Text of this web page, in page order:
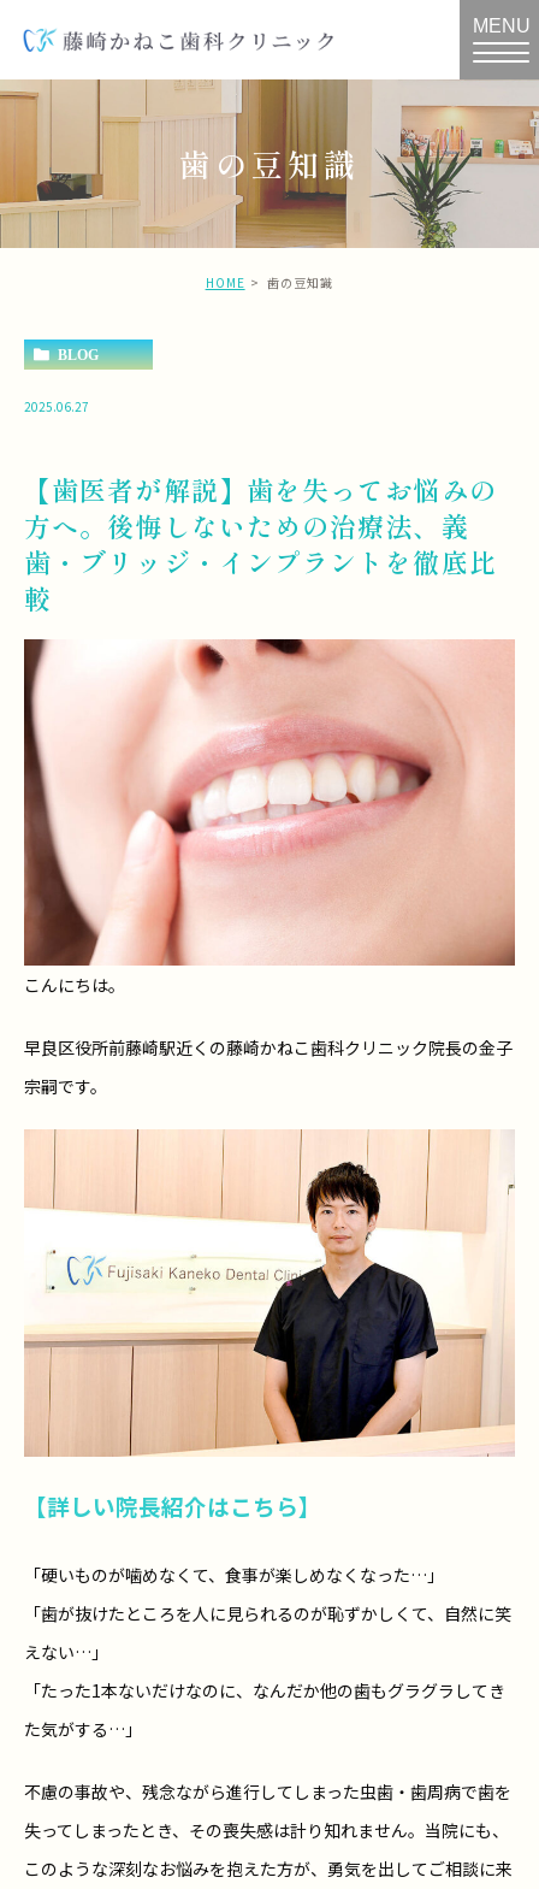
MENU
歯の豆知識
HOME 歯の豆知識
BLOG
2025.06.27
【歯医者が解説】歯を失ってお悩みの
方へ。後悔しないための治療法、義
歯・ブリッジ・インプラントを徹底比
較
こんにちは。
早良区役所前藤崎駅近くの藤崎かねこ歯科クリニック院長の金子
宗嗣です。
【詳しい院長紹介はこちら】
「硬いものが噛めなくて、食事が楽しめなくなった…」
「歯が抜けたところを人に見られるのが恥ずかしくて、自然に笑
えない…」
「たった1本ないだけなのに、なんだか他の歯もグラグラしてき
た気がする…」
不慮の事故や、残念ながら進行してしまった虫歯・歯周病で歯を
失ってしまったとき、その喪失感は計り知れません。当院にも、
このような深刻なお悩みを抱えた方が、勇気を出してご相談に来